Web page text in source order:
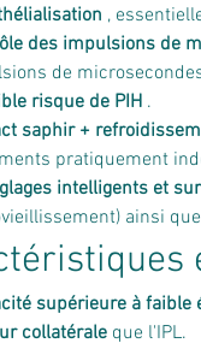
,
des impulsions de
de
risque de PIH .
saphir +
pratiquement
intelligents et
ainsi
supérieure à faible
collatérale que l'IPL.